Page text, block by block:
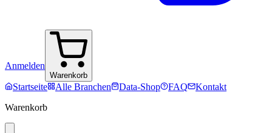
Anmelden
Warenkorb
Startseite Alle Branchen Data-Shop FAQ
Kontakt
Warenkorb